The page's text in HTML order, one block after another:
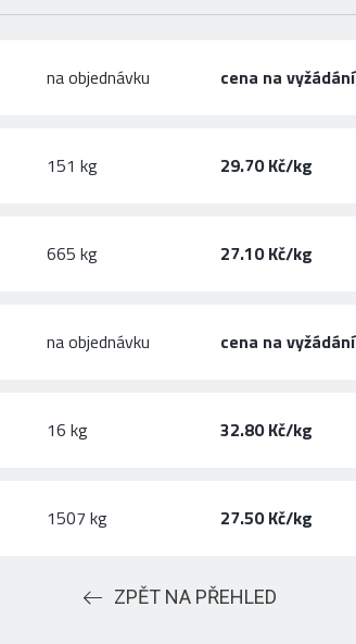
na objednávku cena na vyžádání
151 kg 29.70 Kč/kg
665 kg 27.10 Kč/kg
na objednávku cena na vyžádání
16 kg 32.80 Kč/kg
1507 kg 27.50 Kč/kg
ZPĚT NA PŘEHLED